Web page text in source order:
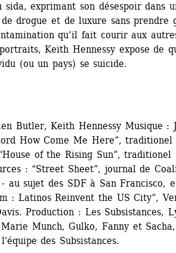
exprimant son désespoir dans
drogue et de luxure sans prendre
qu’il fait courir aux
Keith Hennessy expose de
(ou un pays) se suicide.
Butler, Keith Hennessy Musique :
How Come Me Here”, traditionel
of the Rising Sun”, traditionel
: “Street Sheet”, journal de
- au sujet des SDF à San Francisco,
: Latinos Reinvent the US City”,
Production : Les Subsistances,
Munch, Gulko, Fanny et Sacha,
des Subsistances.